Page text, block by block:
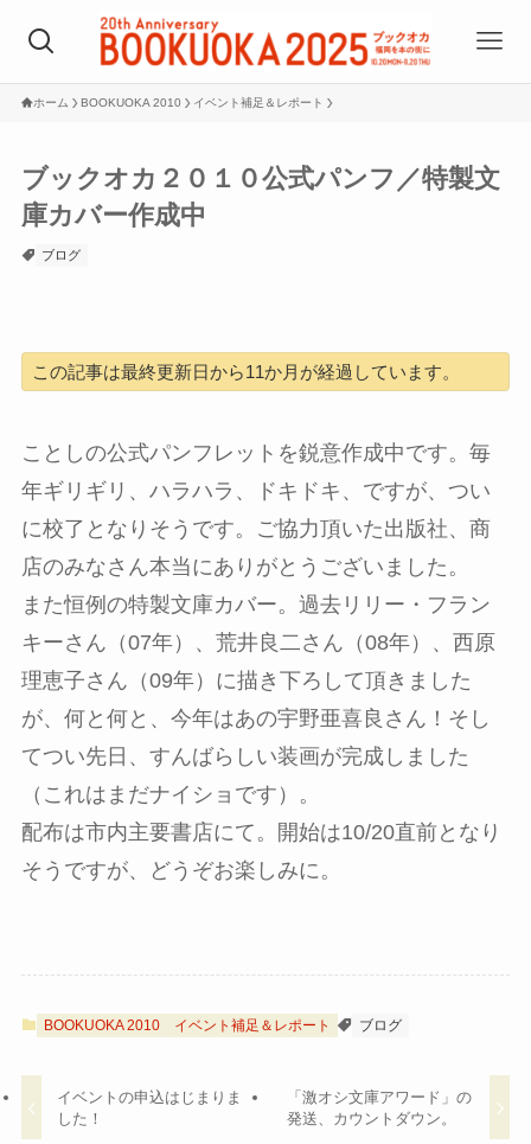
ホーム BOOKUOKA 2010 イベント補足＆レポート
ブックオカ２０１０公式パンフ／特製文
庫カバー作成中
ブログ
この記事は最終更新日から11か月が経過しています。
ことしの公式パンフレットを鋭意作成中です。毎
年ギリギリ、ハラハラ、ドキドキ、ですが、つい
に校了となりそうです。ご協力頂いた出版社、商
店のみなさん本当にありがとうございました。
また恒例の特製文庫カバー。過去リリー・フラン
キーさん（07年）、荒井良二さん（08年）、西原
理恵子さん（09年）に描き下ろして頂きました
が、何と何と、今年はあの宇野亜喜良さん！そし
てつい先日、すんばらしい装画が完成しました
（これはまだナイショです）。
配布は市内主要書店にて。開始は10/20直前となり
そうですが、どうぞお楽しみに。
BOOKUOKA 2010 イベント補足＆レポート ブログ
イベントの申込はじまりま
した！
「激オシ文庫アワード」の
発送、カウントダウン。